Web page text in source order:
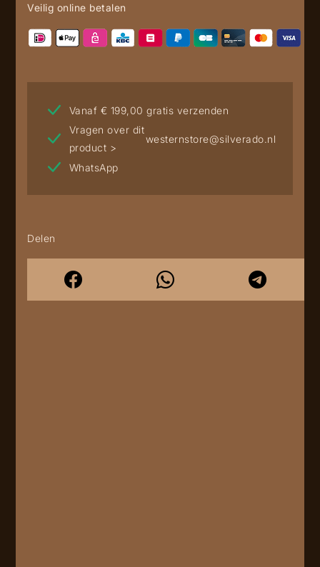
Veilig online betalen
Vanaf € 199,00 gratis verzenden
Vragen over dit
product >
westernstore@silverado.nl
WhatsApp
Delen